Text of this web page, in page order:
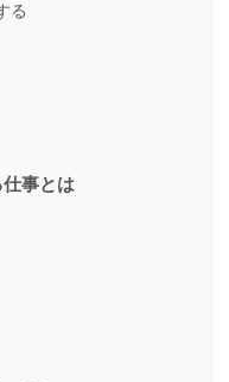
る
事とは